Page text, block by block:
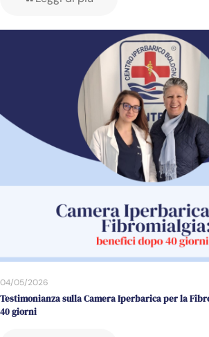
04/05/2026
Testimonianza sulla Camera Iperbarica per la
40 giorni